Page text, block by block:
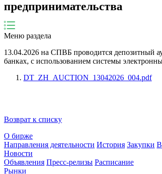
предпринимательства
Меню раздела
13.04.2026 на СПВБ проводится депозитный
банках, с использованием системы
DT_ZH_AUCTION_13042026_004.pdf
Возврат к списку
О бирже
Направления деятельности История Закупки
Новости
Объявления Пресс-релизы Расписание
Рынки